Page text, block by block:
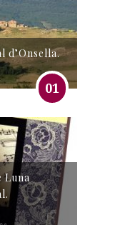
d’Onsella.
01
Luna